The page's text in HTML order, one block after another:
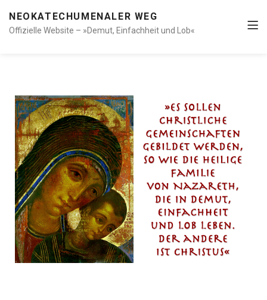
NEOKATECHUMENALER WEG
Offizielle Website – »Demut, Einfachheit und Lob«